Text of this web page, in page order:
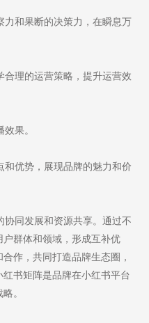
和果断的决策力，在瞬息万
理的运营策略，提升运营效
果。
优势，展现品牌的魅力和价
同发展和资源共享。通过不
群体和领域，形成互补优
作，共同打造品牌生态圈，
书矩阵是品牌在小红书平台
。